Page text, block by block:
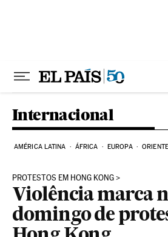
Internacional
AMÉRICA LATINA ÁFRICA EUROPA
PROTESTOS EM HONG KONG
Violência marca
domingo de